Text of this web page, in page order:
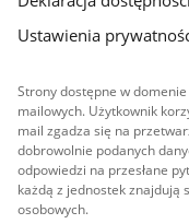
Ustawienia
Strony dostępne w
mailowych. Użytkownik
mail zgadza się na
dobrowolnie podanych
odpowiedzi na przesłane
każdą z jednostek znajdują
osobowych.